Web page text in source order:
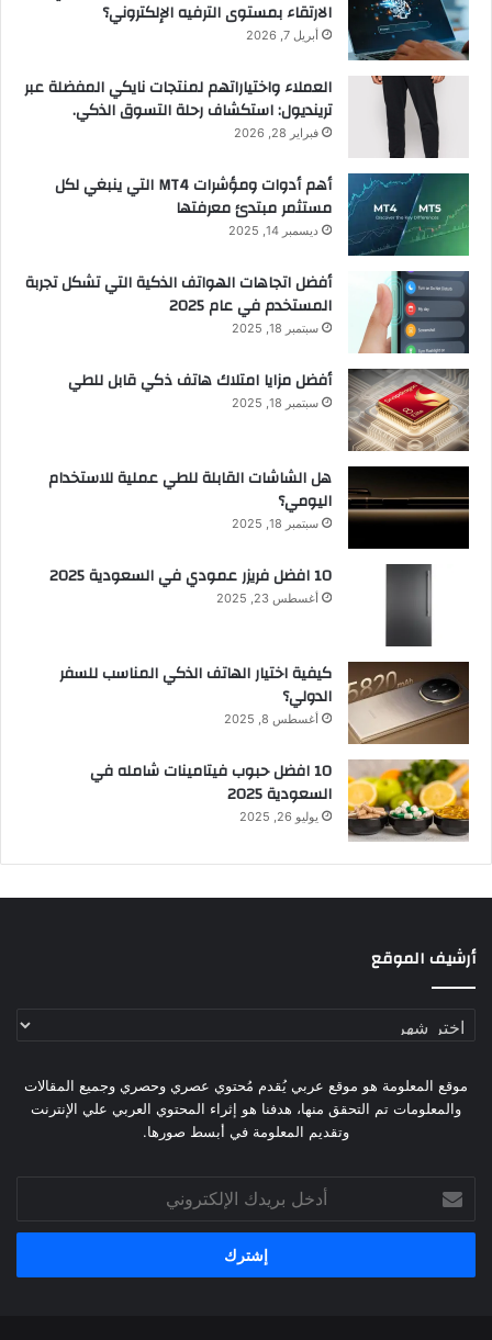
الارتقاء بمستوى الترفيه الإلكتروني؟
أبريل 7, 2026
العملاء واختياراتهم لمنتجات نايكي المفضلة عبر
ترينديول: استكشاف رحلة التسوق الذكي.
فبراير 28, 2026
أهم أدوات ومؤشرات MT4 التي ينبغي لكل
مستثمر مبتدئ معرفتها
ديسمبر 14, 2025
أفضل اتجاهات الهواتف الذكية التي تشكل تجربة
المستخدم في عام 2025
سبتمبر 18, 2025
أفضل مزايا امتلاك هاتف ذكي قابل للطي
سبتمبر 18, 2025
هل الشاشات القابلة للطي عملية للاستخدام
اليومي؟
سبتمبر 18, 2025
10 افضل فريزر عمودي​ في السعودية​ 2025
أغسطس 23, 2025
كيفية اختيار الهاتف الذكي المناسب للسفر
الدولي؟
أغسطس 8, 2025
10 افضل حبوب فيتامينات شامله​ في
السعودية 2025
يوليو 26, 2025
أرشيف الموقع
أرشيف
موقع المعلومة هو موقع عربي يُقدم مُحتوي عصري وحصري وجميع المقالات
والمعلومات تم التحقق منها، هدفنا هو إثراء المحتوي العربي علي الإنترنت
وتقديم المعلومة في أبسط صورها.
بريدك
الإلكتروني